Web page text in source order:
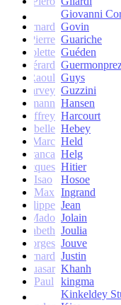
Giovanni
Bernard Govin
Pierre Guariche
Colette Guéden
Gérard
Raoul Guys
Harvey Guzzini
Lehmann Hansen
Geoffrey Harcourt
Isabelle Hebey
Marc Held
Franca Helg
Jacques Hitier
Isao
Hosoe
Max Ingrand
Philippe Jean
Mado Jolain
Elisabeth Joulia
Georges Jouve
Bernard Justin
Quasar Khanh
Paul
kingma
Kinkeldey